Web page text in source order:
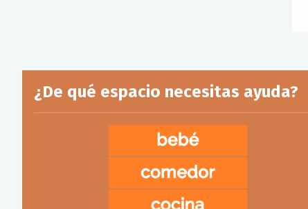
¿De qué espacio necesitas ayuda?